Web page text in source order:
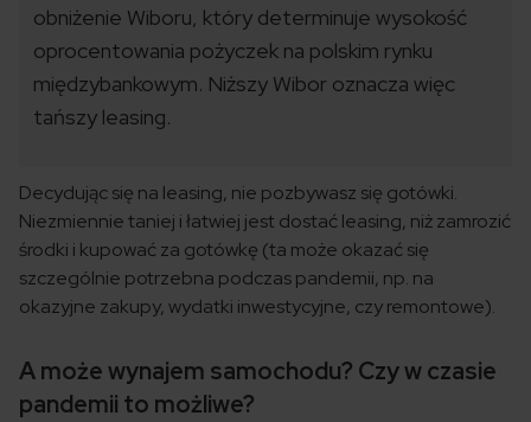
obniżenie Wiboru, który determinuje wysokość
oprocentowania pożyczek na polskim rynku
międzybankowym. Niższy Wibor oznacza więc
tańszy leasing.
Decydując się na leasing, nie pozbywasz się gotówki.
Niezmiennie taniej i łatwiej jest dostać leasing, niż zamrozić
środki i kupować za gotówkę (ta może okazać się
szczególnie potrzebna podczas pandemii, np. na
okazyjne zakupy, wydatki inwestycyjne, czy remontowe).
A może wynajem samochodu? Czy w czasie
pandemii to możliwe?